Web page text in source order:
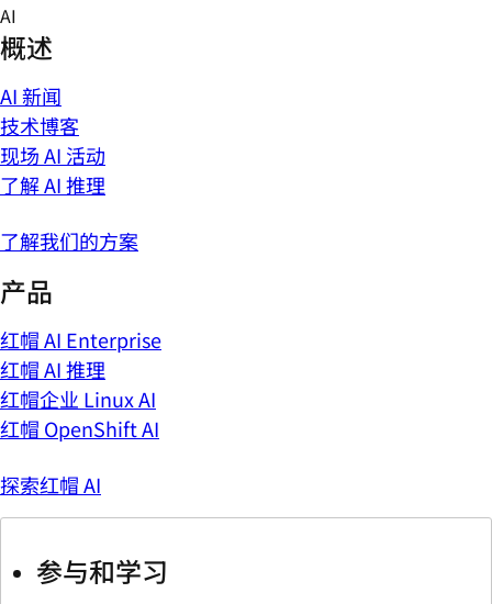
Skip
to
content
AI
概述
AI 新闻
技术博客
现场 AI 活动
了解 AI 推理
了解我们的方案
产品
红帽 AI Enterprise
红帽 AI 推理
红帽企业 Linux AI
红帽 OpenShift AI
探索红帽 AI
参与和学习